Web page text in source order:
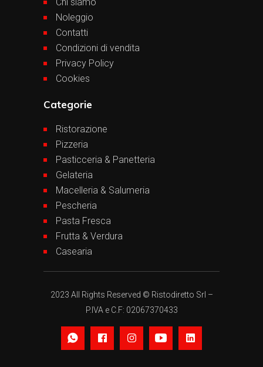
Noleggio
Contatti
Condizioni di vendita
Privacy Policy
Cookies
Categorie
Ristorazione
Pizzeria
Pasticceria & Panetteria
Gelateria
Macelleria & Salumeria
Pescheria
Pasta Fresca
Frutta & Verdura
Casearia
2023 All Rights Reserved © Ristodiretto Srl –
P.IVA e C.F: 02067370433